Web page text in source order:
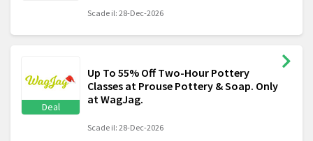
Scade il: 28-Dec-2026
Deal
Up To 55% Off Two-Hour Pottery
Classes at Prouse Pottery & Soap. Only
at WagJag.
Scade il: 28-Dec-2026